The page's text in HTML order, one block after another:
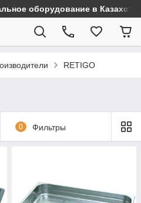
оборудование в
RETIGO
0 Фильтры